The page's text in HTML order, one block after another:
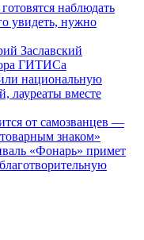
наблюдать
увидеть, нужно
Заславский
ГИТИСа
национальную
лауреаты вместе
от самозванцев —
знаком»
«Фонарь» примет